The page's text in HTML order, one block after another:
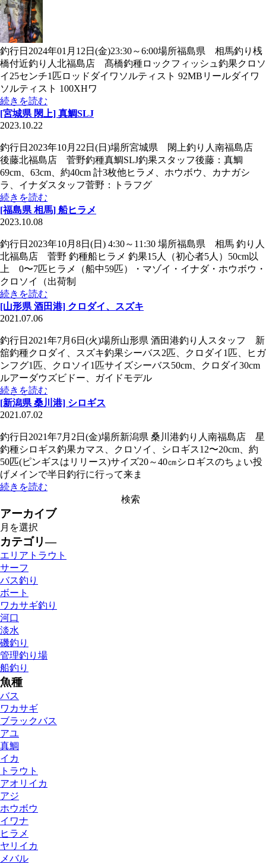
釣行日2024年01月12日(金)23:30～6:00場所福島県 相馬釣り桟
橋付近釣り人北福島店 髙橋釣種ロックフィッシュ釣果クロソ
イ25センチ1匹ロッドダイワソルティスト 92MBリールダイワ
ソルティスト 100XHワ
続きを読む
[宮城県 閖上] 真鯛SLJ
2023.10.22
釣行日2023年10月22日(日)場所宮城県 閖上釣り人南福島店
後藤北福島店 菅野釣種真鯛SLJ釣果スタッフ後藤：真鯛
69cm、63cm、約40cm 計3枚他ヒラメ、ホウボウ、カナガシ
ラ、イナダスタッフ菅野：トラフグ
続きを読む
[福島県 相馬] 船ヒラメ
2023.10.08
釣行日2023年10月8日(日) 4:30～11:30 場所福島県 相馬 釣り人
北福島店 菅野 釣種船ヒラメ 釣果15人（初心者5人）50cm以
上 0〜7匹ヒラメ（船中59匹）・マゾイ・イナダ・ホウボウ・
クロソイ（出荷制
続きを読む
[山形県 酒田港] クロダイ、スズキ
2021.07.06
釣行日2021年7月6日(火)場所山形県 酒田港釣り人スタッフ 新
舘釣種クロダイ、スズキ釣果シーバス2匹、クロダイ1匹、ヒガ
ンフグ1匹、クロソイ1匹サイズシーバス50cm、クロダイ30cm
ルアーダウズビドー、ガイドモデル
続きを読む
[新潟県 桑川港] シロギス
2021.07.02
釣行日2021年7月2日(金)場所新潟県 桑川港釣り人南福島店 星
釣種シロギス釣果カマス、クロソイ、シロギス12〜20cm、約
50匹(ピンギスはリリース)サイズ20～40㎝シロギスのちょい投
げメインで半日釣行に行って来ま
続きを読む
アーカイブ
カテゴリ―
エリアトラウト
サーフ
バス釣り
ボート
ワカサギ釣り
河口
淡水
磯釣り
管理釣り場
船釣り
魚種
バス
ワカサギ
ブラックバス
アユ
真鯛
イカ
トラウト
アオリイカ
アジ
ホウボウ
イワナ
ヒラメ
ヤリイカ
メバル